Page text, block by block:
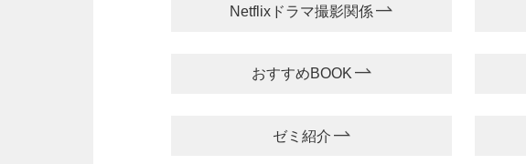
Netflixドラマ撮影関係
おすすめBOOK
ゼミ紹介